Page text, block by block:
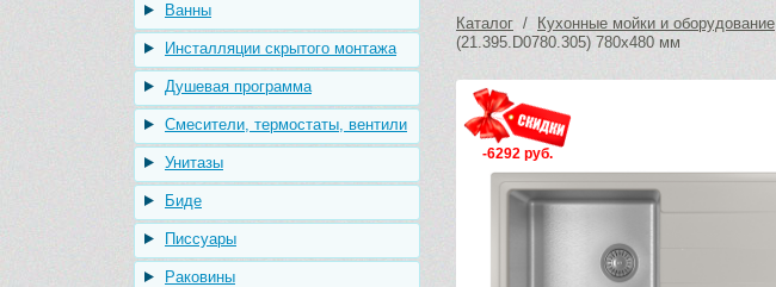
Ванны
Инсталляции скрытого монтажа
Душевая программа
Смесители, термостаты, вентили
Унитазы
Биде
Писсуары
Раковины
Каталог / Кухонные мойки и оборудование
(21.395.D0780.305) 780х480 мм
-6292 руб.